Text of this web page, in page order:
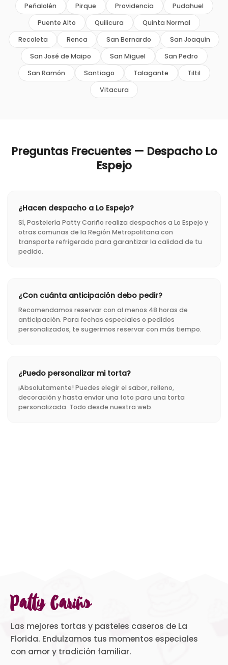
Peñalolén Pirque Providencia
Pudahuel
Puente Alto
Quilicura
Quinta Normal
Recoleta
Renca San Bernardo
San Joaquín
San José de Maipo
San Miguel
San Pedro
San Ramón
Santiago Talagante
Tiltil
Vitacura
Preguntas Frecuentes — Despacho Lo
Espejo
¿Hacen despacho a Lo Espejo?
Sí, Pastelería Patty Cariño realiza despachos a Lo Espejo y
otras comunas de la Región Metropolitana con
transporte refrigerado para garantizar la calidad de tu
pedido.
¿Con cuánta anticipación debo pedir?
Recomendamos reservar con al menos 48 horas de
anticipación. Para fechas especiales o pedidos
personalizados, te sugerimos reservar con más tiempo.
¿Puedo personalizar mi torta?
¡Absolutamente! Puedes elegir el sabor, relleno,
decoración y hasta enviar una foto para una torta
personalizada. Todo desde nuestra web.
Patty Cariño
Las mejores tortas y pasteles caseros de La
Florida. Endulzamos tus momentos especiales
con amor y tradición familiar.